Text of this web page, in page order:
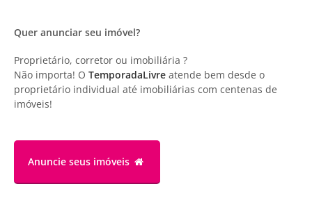
Quer anunciar seu imóvel?
Proprietário, corretor ou imobiliária ?
Não importa! O TemporadaLivre atende bem desde o
proprietário individual até imobiliárias com centenas de
imóveis!
Anuncie seus imóveis